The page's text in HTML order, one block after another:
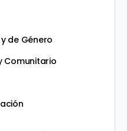
de Género
Comunitario